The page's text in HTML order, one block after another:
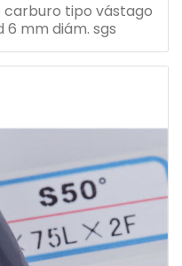
carburo tipo vástago
6 mm diám. sgs